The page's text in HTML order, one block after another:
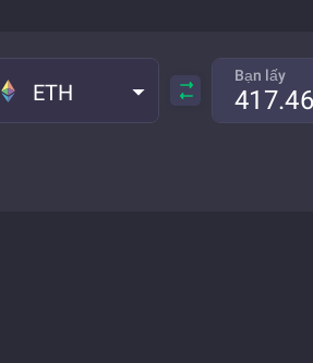
ETH
Bạn lấy